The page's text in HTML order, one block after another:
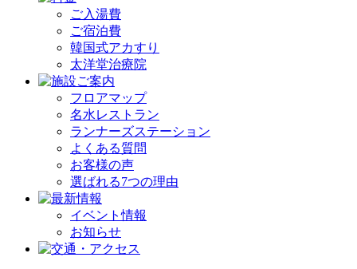
ご入湯費
ご宿泊費
韓国式アカすり
太洋堂治療院
フロアマップ
名水レストラン
ランナーズステーション
よくある質問
お客様の声
選ばれる7つの理由
イベント情報
お知らせ